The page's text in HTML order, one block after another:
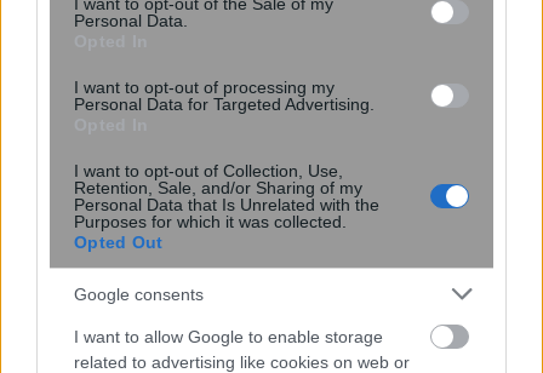
Personal Data.
I want to opt-out of processing my
Personal Data for Targeted Advertising.
I want to opt-out of Collection, Use,
Retention, Sale, and/or Sharing of my
Personal Data that Is Unrelated with the
Purposes for which it was collected.
Opted Out
Google consents
I want to allow Google to enable storage
related to advertising like cookies on web or
6 φράσεις που χρησιμοποιούν οι
σας χειραγωγήσουν